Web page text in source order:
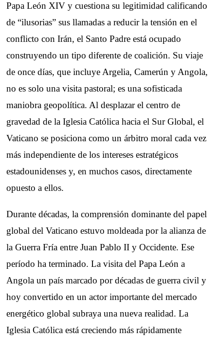
Papa León XIV y cuestiona su legitimidad calificando
de “ilusorias” sus llamadas a reducir la tensión en el
conflicto con Irán, el Santo Padre está ocupado
construyendo un tipo diferente de coalición. Su viaje
de once días, que incluye Argelia, Camerún y Angola,
no es solo una visita pastoral; es una sofisticada
maniobra geopolítica. Al desplazar el centro de
gravedad de la Iglesia Católica hacia el Sur Global, el
Vaticano se posiciona como un árbitro moral cada vez
más independiente de los intereses estratégicos
estadounidenses y, en muchos casos, directamente
opuesto a ellos.
Durante décadas, la comprensión dominante del papel
global del Vaticano estuvo moldeada por la alianza de
la Guerra Fría entre Juan Pablo II y Occidente. Ese
período ha terminado. La visita del Papa León a
Angola un país marcado por décadas de guerra civil y
hoy convertido en un actor importante del mercado
energético global subraya una nueva realidad. La
Iglesia Católica está creciendo más rápidamente